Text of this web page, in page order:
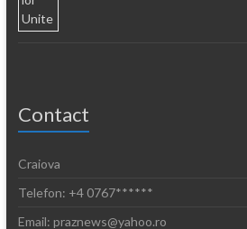
Contact
Craiova
Telefon: +4 0767******
Email: praznews@yahoo.ro